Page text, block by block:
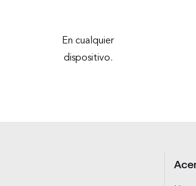
En cualquier
dispositivo.